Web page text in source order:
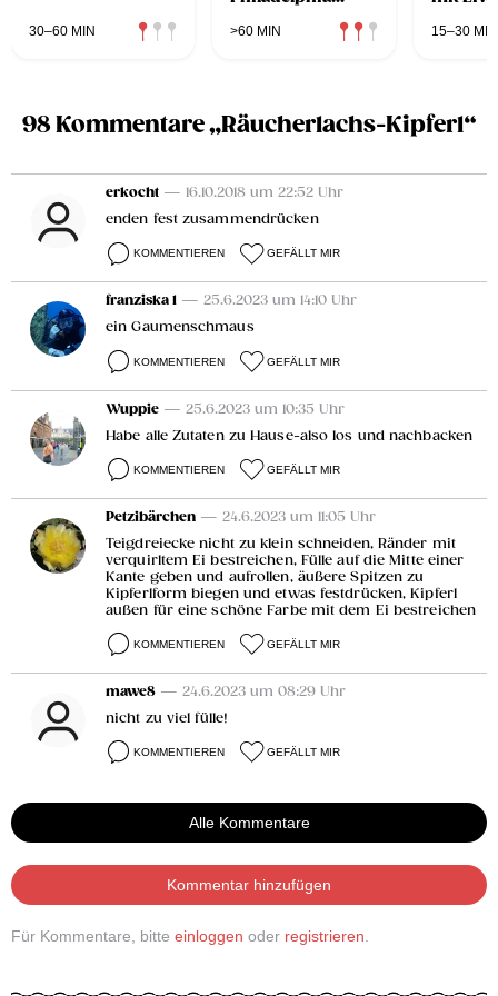
30–60 MIN >60 MIN 15–30 MIN
98 Kommentare „Räucherlachs-Kipferl“
erkocht — 16.10.2018 um 22:52 Uhr
enden fest zusammendrücken
KOMMENTIEREN GEFÄLLT MIR
franziska 1 — 25.6.2023 um 14:10 Uhr
ein Gaumenschmaus
KOMMENTIEREN GEFÄLLT MIR
Wuppie — 25.6.2023 um 10:35 Uhr
Habe alle Zutaten zu Hause-also los und nachbacken
KOMMENTIEREN GEFÄLLT MIR
Petzibärchen — 24.6.2023 um 11:05 Uhr
Teigdreiecke nicht zu klein schneiden, Ränder mit
verquirltem Ei bestreichen, Fülle auf die Mitte einer
Kante geben und aufrollen, äußere Spitzen zu
Kipferlform biegen und etwas festdrücken, Kipferl
außen für eine schöne Farbe mit dem Ei bestreichen
KOMMENTIEREN GEFÄLLT MIR
mawe8 — 24.6.2023 um 08:29 Uhr
nicht zu viel fülle!
KOMMENTIEREN GEFÄLLT MIR
Alle Kommentare
Kommentar hinzufügen
Für Kommentare, bitte einloggen oder registrieren